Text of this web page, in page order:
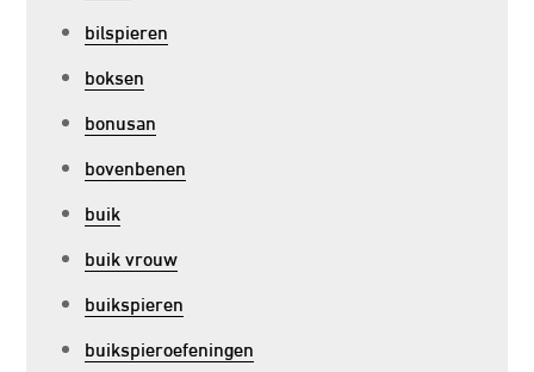
bilspieren
boksen
bonusan
bovenbenen
buik
buik vrouw
buikspieren
buikspieroefeningen